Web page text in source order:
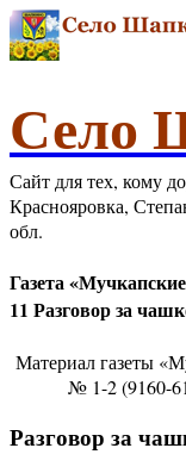
Село
Сайт для тех, кому
Краснояровка,
обл.
Газета
11 Разговор за
Материал газеты
№ 1-2 (9160-
Разговор за